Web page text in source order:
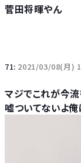
菅田将暉やん
71: 2021/03/08(月)
マジでこれが今
嘘ついてないよ俺